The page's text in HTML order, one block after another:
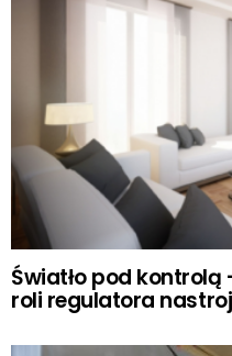
Światło pod kontrolą
roli regulatora